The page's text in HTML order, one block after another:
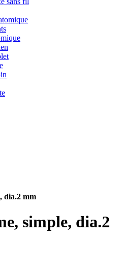
dia.2 mm
simple, dia.2